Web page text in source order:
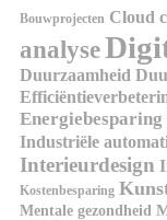
Bouwprojecten Cloud
analyse
Duurzaamheid
Energiebesparing
Industriële
Interieurdesign
Kostenbesparing
Mentale gezondheid